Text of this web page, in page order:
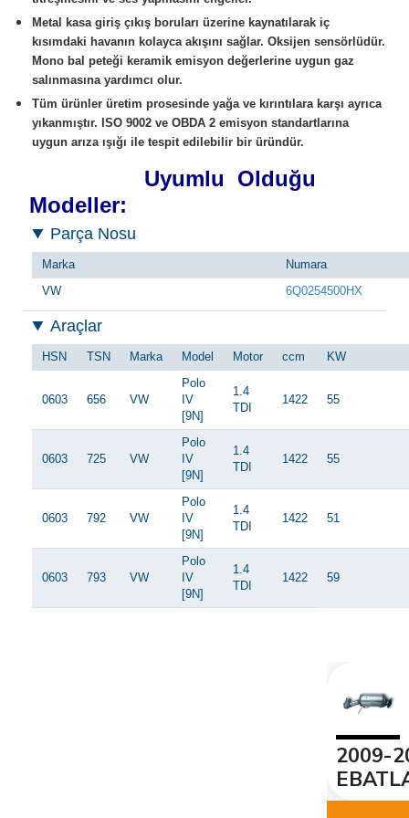
Metal kasa giriş çıkış boruları üzerine kaynatılarak iç
kısımdaki havanın kolayca akışını sağlar. Oksijen sensörlüdür.
Mono bal peteği keramik emisyon değerlerine uygun gaz
salınmasına yardımcı olur.
Tüm ürünler üretim prosesinde yağa ve kırıntılara karşı ayrıca
yıkanmıştır. ISO 9002 ve OBDA 2 emisyon standartlarına
uygun arıza ışığı ile tespit edilebilir bir üründür.
Uyumlu Olduğu
Modeller:
Parça Nosu
Marka
Numara
VW
6Q0254500HX
Araçlar
HSN TSN Marka Model Motor ccm KW
0603 656 VW
Polo
IV
[9N]
1.4
TDI
1422 55
0603 725 VW
Polo
IV
[9N]
1.4
TDI
1422 55
0603 792 VW
Polo
IV
[9N]
1.4
TDI
1422 51
0603 793 VW
Polo
IV
[9N]
1.4
TDI
1422 59
2009-